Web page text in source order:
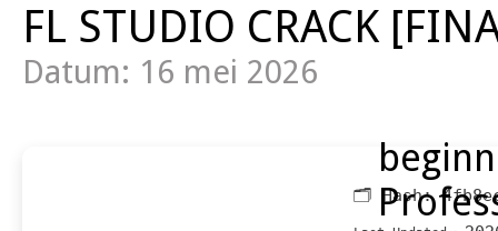
FL STUDIO CRACK
Datum: 16 mei 2026
🗂 Hash: